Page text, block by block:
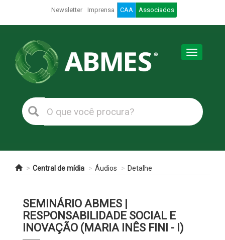
Newsletter Imprensa CAA Associados
Toggle
Central de mídia Áudios Detalhe
SEMINÁRIO ABMES |
RESPONSABILIDADE SOCIAL E
INOVAÇÃO (MARIA INÊS FINI - I)